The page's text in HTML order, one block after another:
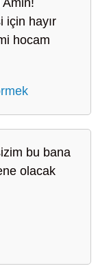
için hayır
hocam
bu bana
olacak